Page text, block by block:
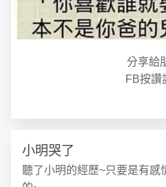
分享給
FB按讚
小明哭了
聽了小明的經歷~只要是有感